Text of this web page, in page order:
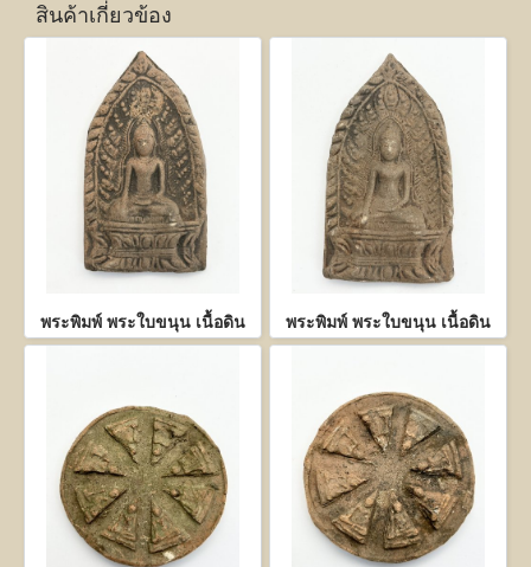
สินค้าเกี่ยวข้อง
พระพิมพ์ พระใบขนุน เนื้อดิน พระพิมพ์ พระใบขนุน เนื้อดิน